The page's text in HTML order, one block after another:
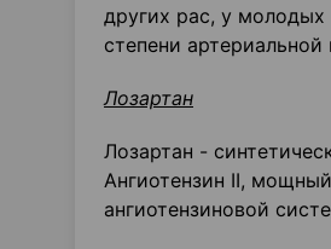
других рас, у
степени артериальной
Лозартан
Лозартан -
Ангиотензин II,
ангиотензиновой